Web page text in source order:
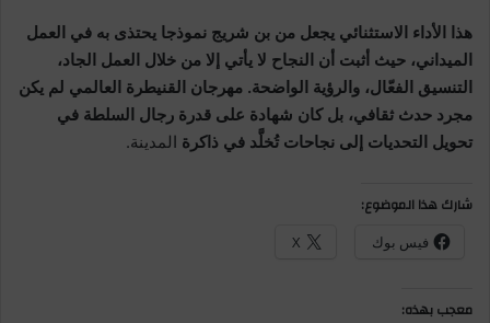
هذا الأداء الاستثنائي يجعل من بن شريج نموذجا يحتذى به في العمل
الميداني، حيث أثبت أن النجاح لا يأتي إلا من خلال العمل الجاد،
التنسيق الفعّال، والرؤية الواضحة. مهرجان القنيطرة العالمي لم يكن
مجرد حدث ثقافي، بل كان شهادة على قدرة رجال السلطة في
تحويل التحديات إلى نجاحات تُخلَّد في ذاكرة المدينة.
شارك هذا الموضوع:
فيس بوك X
معجب بهذه: